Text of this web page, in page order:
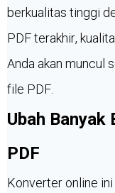
berkualitas tinggi
PDF terakhir,
Anda akan muncul
file PDF.
Ubah Banyak
PDF
Konverter online